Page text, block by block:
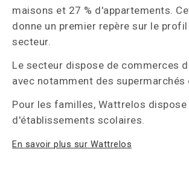
maisons et 27 % d'appartements.
donne un premier repère sur le
secteur.
Le secteur dispose de commerces
avec notamment des supermarchés
Pour les familles, Wattrelos dispose
d'établissements scolaires.
En savoir plus sur Wattrelos